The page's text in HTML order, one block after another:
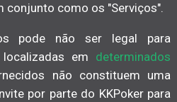
conjunto como os "Serviços".
pode não ser legal para
em determinados
não constituem uma
por parte do KKPoker para